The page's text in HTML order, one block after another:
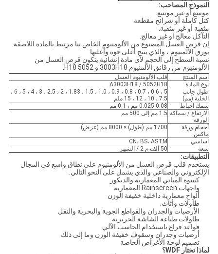
النموذج المصاحب:
موسع أو غير موسع.
كتل كاملة أو شرائح مقطعة.
مثقبة أو غير مثقبة.
التآكل معالج أو غير معالج.
إن قرص العسل المصنوع من الألومنيوم الخاص بنا مرتبط بالمادة اللاصقة
بورق الألمنيوم ، والذي ينتج أعلى قوة وأعلىها
نسبة السطح إلى الحجم لأي مادة إنشائية.يتكون قرص العسل من
الألومنيوم من رقائق الألمنيوم 3003H18 و 5052 H18.
اسم المنتج
قلب الألومنيوم العسل
نوع المادة
A3003H18 / 5052H18
طول جانب
الخلية (مم)
5 ، 0.6 ، 0.7 ، 0.8 ، 0.9 ، 1.0 ، 1.5 ، 1.83 ، 2 ، 2.5 ، 3 ، 4 ، 5 ، 6 ،
7.5 ، 10 ، 12 ، 15 ملم
سمك احباط
0.025-0.08 مم ، 0.1 مم
الارتفاع / سماكة
الورقة
1.5 مم إلى 500 مم
أحجام ورقة
ماكس
1700 مم (طول) × 8000 مم (عرض)
اساسي
CN، BS، ASTM
سعة
50 ألف م 2 / الشهر
التطبيقات:
يستخدم قلب قرص العسل من الألومنيوم على نطاق واسع في المجال
الإلكتروني والصناعي والذي يشمل على النحو التالي.
كسوة المباني المعمارية والديكور
واجهات Rainscreen المعمارية
ألواح معمارية داخلية خفيفة الوزن
طاولات وأثاث.
الأرضيات والجدران والقواطع الجوية والبحرية والنقل
طاولات طباعة الشاشة الحريرية
قواعد فراغ باستخدام الحاسب الآلي
أرضيات وجدران وسقوف خفيفة الوزن وما إلى ذلك
تصميم لوحة الأغراض الخاصة
لماذا تختار WDF؟